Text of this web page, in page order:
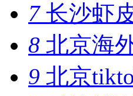
7长沙虾
8 北京海
9 北京